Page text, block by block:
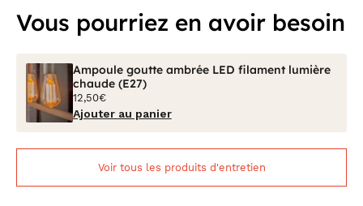
Vous pourriez en avoir besoin
Ampoule goutte ambrée LED filament lumière
chaude (E27)
12,50€
Ajouter au panier
Voir tous les produits d'entretien